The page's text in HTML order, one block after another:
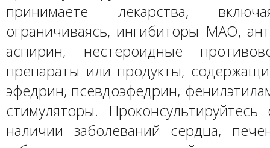
принимаете лекарства,
ограничиваясь, ингибиторы МАО,
аспирин, нестероидные
препараты или продукты,
эфедрин, псевдоэфедрин,
стимуляторы.
наличии заболеваний сердца,